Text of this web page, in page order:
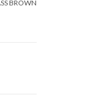
BROWN